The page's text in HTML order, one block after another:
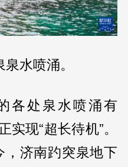
水喷涌。
各处泉水喷涌有
现“超长待机”。
，济南趵突泉地下